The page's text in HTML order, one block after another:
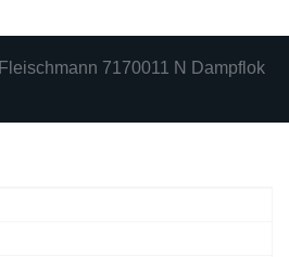
Fleischmann 7170011 N Dampflok